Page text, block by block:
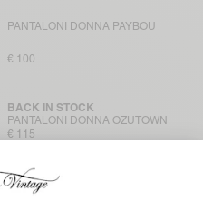
PANTALONI DONNA PAYBOU
€ 100
PANTALONI DONNA OZUTOWN
BACK IN STOCK
€ 115
PANTALONI DONNA LYCAZ